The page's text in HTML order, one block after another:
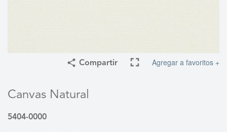
Compartir Agregar a favoritos +
Canvas Natural
5404-0000